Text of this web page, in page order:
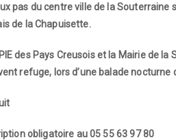
pas du centre ville de la Souterraine
de la Chapuisette.
des Pays Creusois et la Mairie de
refuge, lors d’une balade
obligatoire au 05 55 63 97 80